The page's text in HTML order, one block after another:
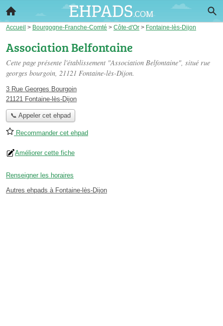
Accueil > Bourgogne-Franche-Comté > Côte-d'Or > Fontaine-lès-Dijon
Association Belfontaine
Cette page présente l'établissement "Association Belfontaine", situé rue
georges bourgoin, 21121 Fontaine-lès-Dijon.
3 Rue Georges Bourgoin
21121 Fontaine-lès-Dijon
📞 Appeler cet ehpad
Recommander cet ehpad
Améliorer cette fiche
Renseigner les horaires
Autres ehpads à Fontaine-lès-Dijon